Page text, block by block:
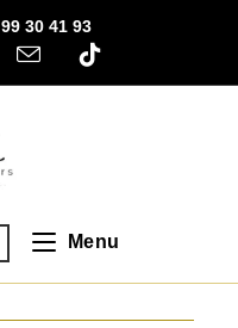
30 41 93
Menu